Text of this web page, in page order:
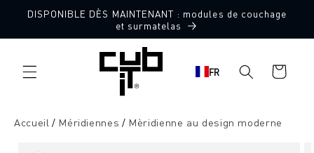
directement
DISPONIBLE DÈS MAINTENANT : modules de couchage
et surmatelas
FR
Panier
d'achat
Accueil Méridiennes Mèridienne au design moderne
Fabriqué en Allemagne 🖤